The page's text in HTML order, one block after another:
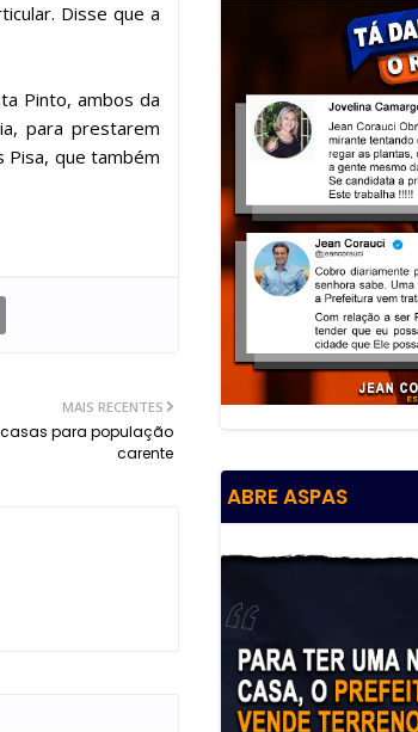
Disse que a
Pinto, ambos da
para prestarem
Pisa, que também
MAIS RECENTES
para população
carente
ABRE ASPAS